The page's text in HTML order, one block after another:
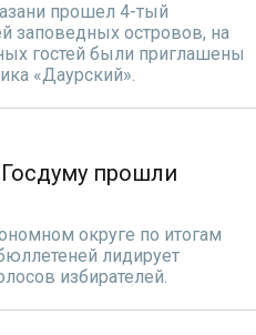
прошел 4-тый
заповедных островов, на
гостей были приглашены
«Даурский».
прошли
округе по итогам
лидирует
избирателей.